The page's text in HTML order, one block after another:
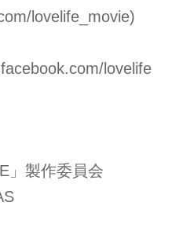
lovelife_movie)
lovelife
」製作委員会